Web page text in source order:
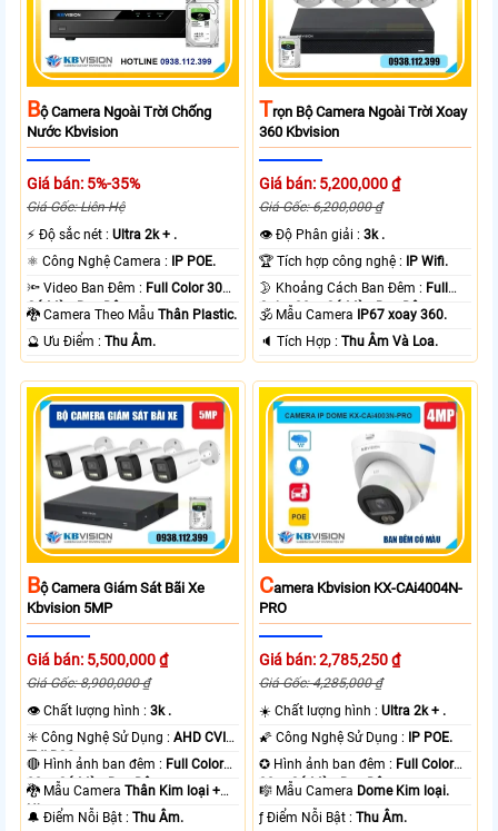
BỘ Camera Ngoài Trời Chống
Nước Kbvision
Giá bán: 5%-35%
Giá Gốc: Liên Hệ
️⚡ Độ sắc nét :Ultra 2k + .
⚛️ Công Nghệ Camera : IP POE.
🔦 Video Ban Đêm : Full Color 30m
Có Màu Ban Ðêm.
🐉️ Camera Theo MẫuThân Plastic.
️🔮 Ưu Điểm :Thu Âm.
TRọn Bộ Camera Ngoài Trời Xoay
360 Kbvision
Giá bán: 5,200,000 ₫
Giá Gốc: 6,200,000 ₫
👁 Độ Phân giải :3k .
🏆 Tích hợp công nghệ : IP Wifi.
🌛 Khoảng Cách Ban Đêm : Full
Color 30m Có Màu Ban Ðêm.
🕉️ Mẫu Camera IP67 xoay 360.
️🔈 Tích Hợp :Thu Âm Và Loa.
BỘ Camera Giám Sát Bãi Xe
Kbvision 5MP
Giá bán: 5,500,000 ₫
Giá Gốc: 8,900,000 ₫
👁 Chất lượng hình :3k .
✳️ Công Nghệ Sử Dụng :AHD CVI
TVI BCS.
🔴 Hình ảnh ban đêm : Full Color
80m Có Màu Ban Ðêm.
🐉️ Mẫu CameraThân Kim loại +
Nhựa.
️🔔 Điểm Nỗi Bật :Thu Âm.
CAmera Kbvision KX-CAi4004N-
PRO
Giá bán: 2,785,250 ₫
Giá Gốc: 4,285,000 ₫
☀️ Chất lượng hình :Ultra 2k + .
🌠 Công Nghệ Sử Dụng :
IP POE.
✪ Hình ảnh ban đêm : Full Color
30m Có Màu Ban Ðêm.
🎼️ Mẫu Camera Dome Kim loại.
️ƒ Điểm Nỗi Bật :Thu Âm.